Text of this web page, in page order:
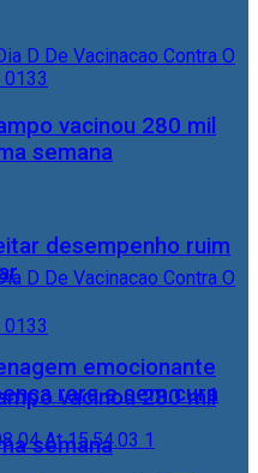
vacinou 280 mil
semana
vacinou 280 mil
semana
desempenho ruim
emocionante
rara e sem cura